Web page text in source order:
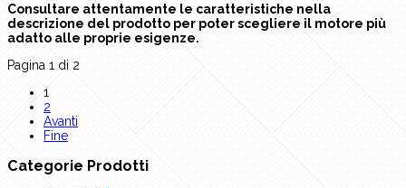
Consultare attentamente le caratteristiche nella
descrizione del prodotto per poter scegliere il motore più
adatto alle proprie esigenze.
Pagina 1 di 2
1
2
Avanti
Fine
Categorie Prodotti